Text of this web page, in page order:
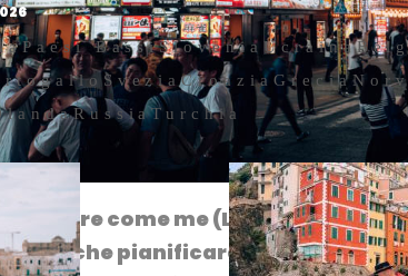
Paesi BassiSlovenia Ucraina
SveziaCroazia Grecia
RussiaTurchia
come me (Luca), che
conto che pianificare in anticipo